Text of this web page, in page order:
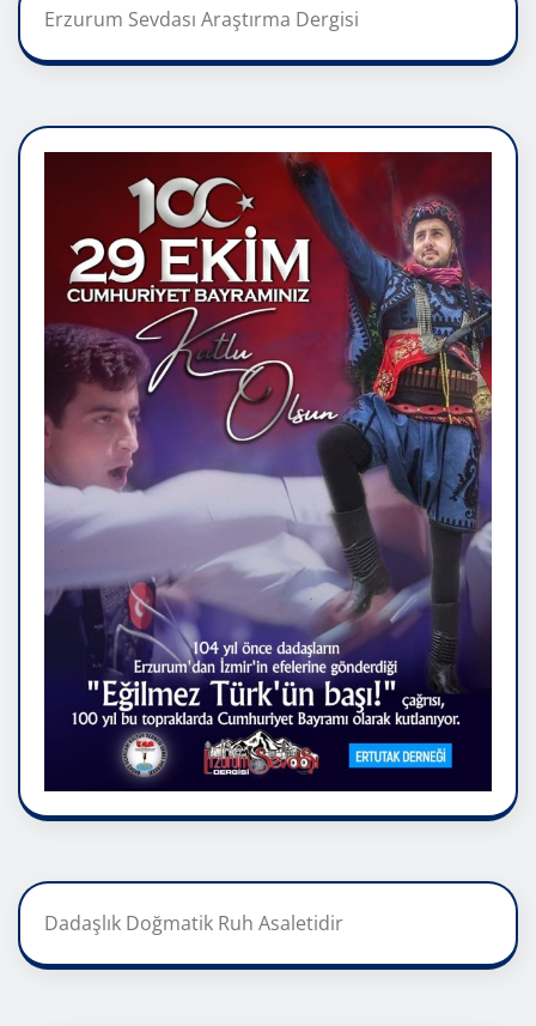
Erzurum Sevdası Araştırma Dergisi
Dadaşlık Doğmatik Ruh Asaletidir